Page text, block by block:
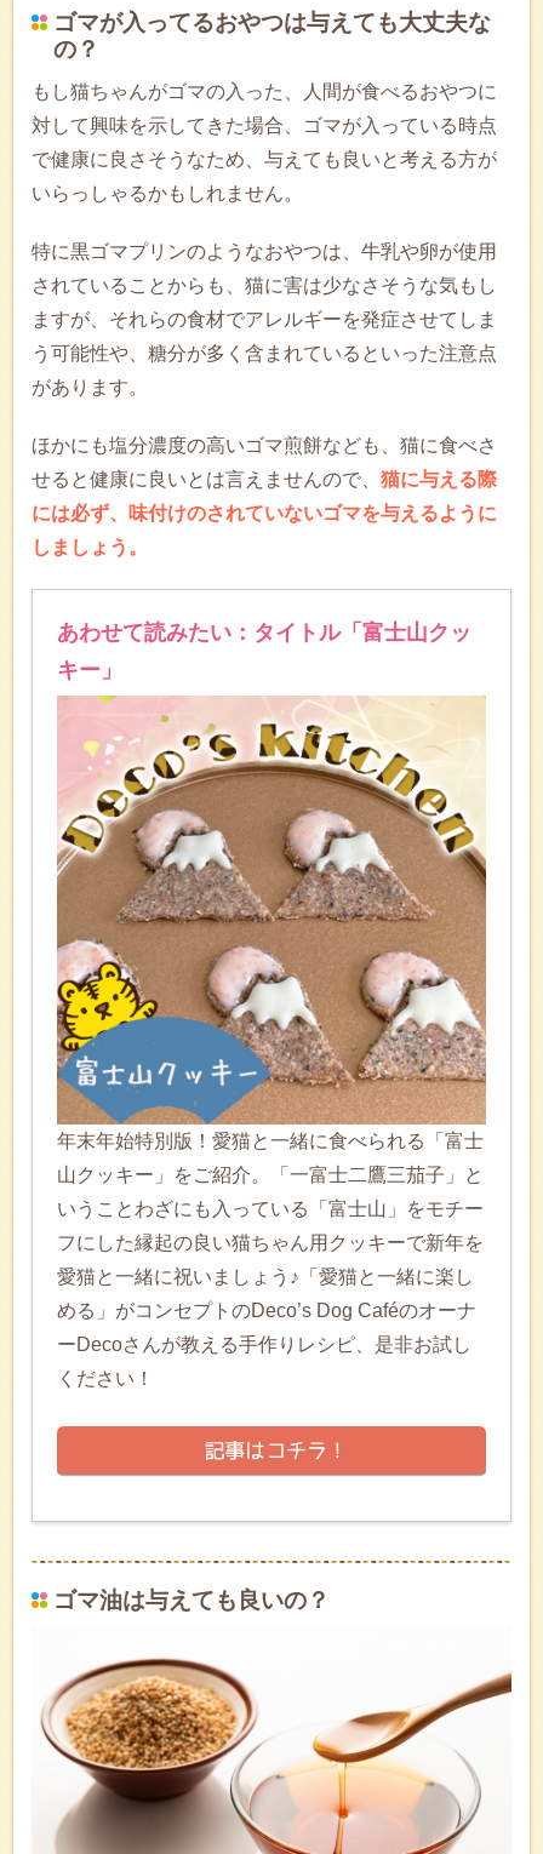
ゴマが入ってるおやつは与えても大丈夫な
の？
もし猫ちゃんがゴマの入った、人間が食べるおやつに
対して興味を示してきた場合、ゴマが入っている時点
で健康に良さそうなため、与えても良いと考える方が
いらっしゃるかもしれません。
特に黒ゴマプリンのようなおやつは、牛乳や卵が使用
されていることからも、猫に害は少なさそうな気もし
ますが、それらの食材でアレルギーを発症させてしま
う可能性や、糖分が多く含まれているといった注意点
があります。
ほかにも塩分濃度の高いゴマ煎餅なども、猫に食べさ
せると健康に良いとは言えませんので、 猫に与える際
には必ず、味付けのされていないゴマを与えるように
しましょう。
あわせて読みたい：タイトル「富士山クッ
キー」
年末年始特別版！愛猫と一緒に食べられる「富士
山クッキー」をご紹介。「一富士二鷹三茄子」と
いうことわざにも入っている「富士山」をモチー
フにした縁起の良い猫ちゃん用クッキーで新年を
愛猫と一緒に祝いましょう♪「愛猫と一緒に楽し
める」がコンセプトのDeco’s Dog Caféのオーナ
ーDecoさんが教える手作りレシピ、是非お試し
ください！
ゴマ油は与えても良いの？